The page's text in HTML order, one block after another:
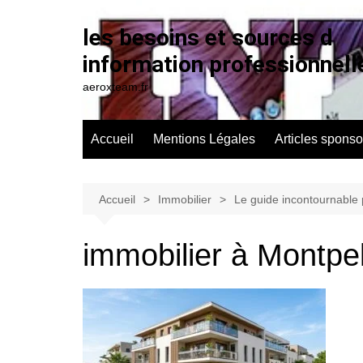
les besoins et sources d
information
aeroxteam.fr
Accueil Mentions Légales Articles
Accueil Immobilier Le guide
immobilier à